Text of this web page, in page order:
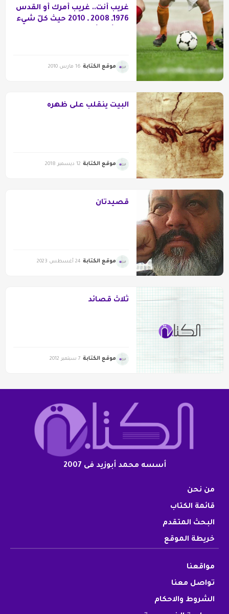
غريب أنت.. غريب أمرك أو القدس
1976ـ 2008 ـ 2010 حيث كلّ شيء
موقع الكتابة 16 مارس 2010
البيت ينقلب على ظهره
موقع الكتابة 12 ديسمبر 2018
قصيدتان
موقع الكتابة 24 أغسطس 2023
ثلاث قصائد
موقع الكتابة 7 سبتمبر 2012
أسسه محمد أبوزيد فى 2007
من نحن
قائمة الكتاب
البحث المتقدم
خريطة الموقع
مواقعنا
تواصل معنا
الشروط والاحكام